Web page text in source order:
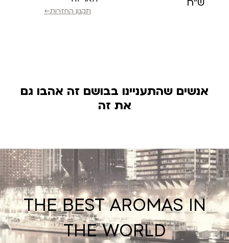
תקנון החזרות←
אנשים שהתעניינו בבושם זה אהבו גם
את זה
THE BEST AROMAS IN
THE WORLD